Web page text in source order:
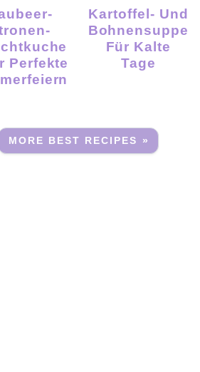
Perfekte
Kartoffel- Und
Bohnensuppe
Für Kalte
Tage
MORE BEST RECIPES »